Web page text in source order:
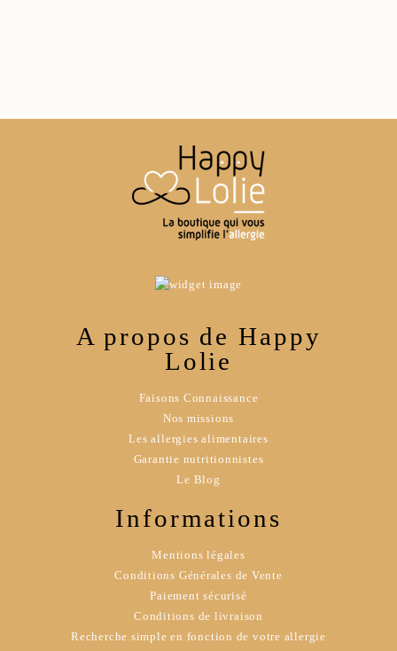
A propos de Happy
Lolie
Faisons Connaissance
Nos missions
Les allergies alimentaires
Garantie nutritionnistes
Le Blog
Informations
Mentions légales
Conditions Générales de Vente
Paiement sécurisé
Conditions de livraison
Recherche simple en fonction de votre allergie